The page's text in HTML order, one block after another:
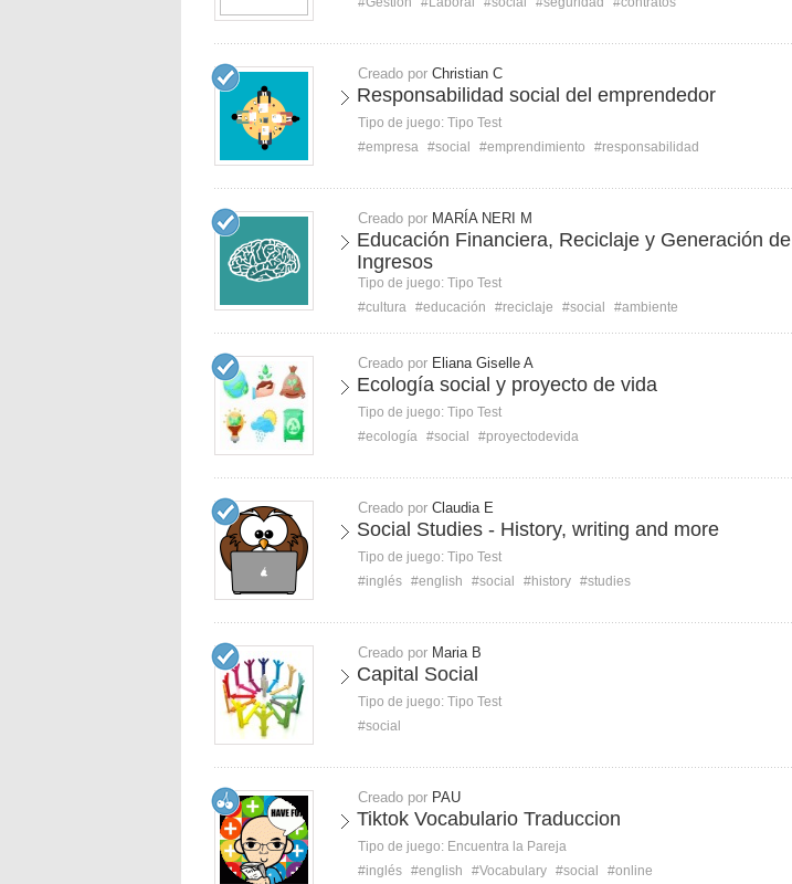
Creado por Christian C
Responsabilidad social del emprendedor
Tipo de juego: Tipo Test
#empresa #social #emprendimiento #responsabilidad
Creado por MARÍA NERI M
Educación Financiera, Reciclaje y Generación de
Ingresos
Tipo de juego: Tipo Test
#cultura #educación #reciclaje #social #ambiente
Creado por Eliana Giselle A
Ecología social y proyecto de vida
Tipo de juego: Tipo Test
#ecología #social #proyectodevida
Creado por Claudia E
Social Studies - History, writing and more
Tipo de juego: Tipo Test
#inglés #english #social #history #studies
Creado por Maria B
Capital Social
Tipo de juego: Tipo Test
#social
Creado por PAU
Tiktok Vocabulario Traduccion
Tipo de juego: Encuentra la Pareja
#inglés #english #Vocabulary #social #online